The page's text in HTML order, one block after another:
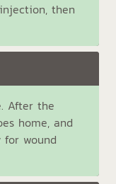
then
After the
home, and
wound